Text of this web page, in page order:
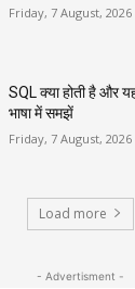
Friday, 7 August, 2026
SQL क्या होती है और
भाषा में समझें
Friday, 7 August, 2026
Load more
- Advertisment -